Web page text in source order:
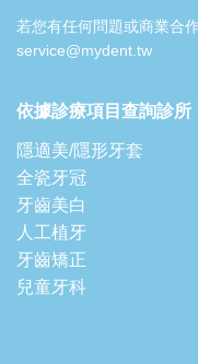
若您有任何問題或商業合
service@mydent.tw
依據診療項目查詢診所
隱適美/隱形牙套
全瓷牙冠
牙齒美白
人工植牙
牙齒矯正
兒童牙科